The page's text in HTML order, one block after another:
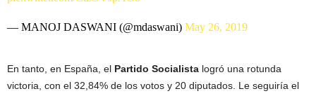
— MANOJ DASWANI (@mdaswani) May 26, 2019
En tanto, en España, el Partido Socialista logró una rotunda
victoria, con el 32,84% de los votos y 20 diputados. Le seguiría el